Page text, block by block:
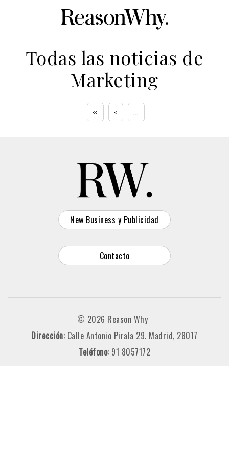
Todas las noticias de
Marketing
« ‹ ...
New Business y Publicidad
Contacto
© 2026 Reason Why
Dirección: Calle Antonio Pirala 29. Madrid, 28017
Teléfono: 91 8057172